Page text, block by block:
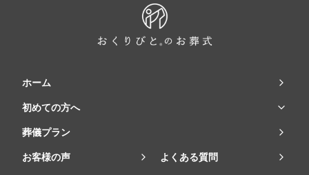
ホーム
初めての方へ
葬儀プラン
お客様の声 よくある質問